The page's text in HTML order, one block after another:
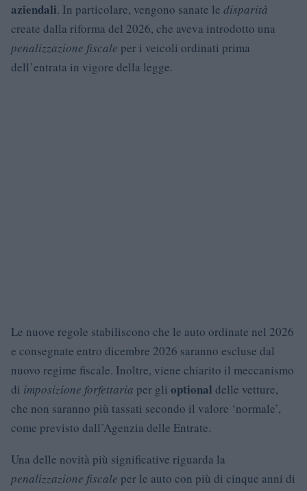
aziendali. In particolare, vengono sanate le disparità
create dalla riforma del 2026, che aveva introdotto una
penalizzazione fiscale per i veicoli ordinati prima
dell’entrata in vigore della legge.
Le nuove regole stabiliscono che le auto ordinate nel 2026
e consegnate entro dicembre 2026 saranno escluse dal
nuovo regime fiscale. Inoltre, viene chiarito il meccanismo
di imposizione forfettaria per gli optional delle vetture,
che non saranno più tassati secondo il valore ‘normale’,
come previsto dall’Agenzia delle Entrate.
Una delle novità più significative riguarda la
penalizzazione fiscale per le auto con più di cinque anni di